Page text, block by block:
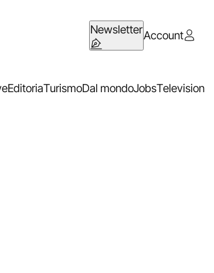
NewsletterAccount
EditoriaTurismoDal mondoJobsTelevision